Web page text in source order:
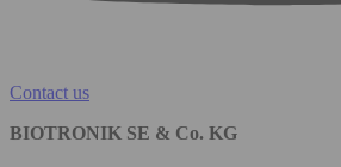
Contact us
BIOTRONIK SE & Co. KG